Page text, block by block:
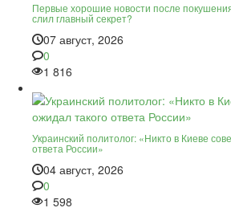
Первые хорошие новости после
слил главный секрет?
07 август, 2026
0
1 816
Украинский политолог: «Никто в Киеве
ответа России»
04 август, 2026
0
1 598